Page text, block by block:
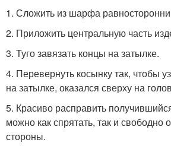
1. Сложить из шарфа
2. Приложить центральную часть
3. Туго завязать концы на затылке.
4. Перевернуть косынку так, чтобы
на затылке, оказался сверху на
5. Красиво расправить
можно как спрятать, так и свободно
стороны.